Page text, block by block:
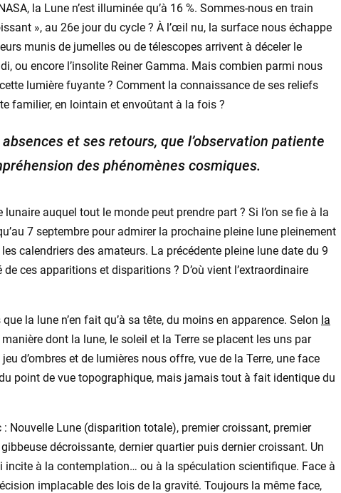
la Lune n’est illuminée qu’à 16 %. Sommes-nous en train
», au 26e jour du cycle ? À l’œil nu, la surface nous échappe
munis de jumelles ou de télescopes arrivent à déceler le
ou encore l’insolite Reiner Gamma. Mais combien parmi nous
lumière fuyante ? Comment la connaissance de ses reliefs
familier, en lointain et envoûtant à la fois ?
et ses retours, que l’observation patiente
des phénomènes cosmiques.
auquel tout le monde peut prendre part ? Si l’on se fie à la
7 septembre pour admirer la prochaine pleine lune pleinement
calendriers des amateurs. La précédente pleine lune date du 9
ces apparitions et disparitions ? D’où vient l’extraordinaire
la lune n’en fait qu’à sa tête, du moins en apparence. Selon la
dont la lune, le soleil et la Terre se placent les uns par
d’ombres et de lumières nous offre, vue de la Terre, une face
point de vue topographique, mais jamais tout à fait identique du
Nouvelle Lune (disparition totale), premier croissant, premier
décroissante, dernier quartier puis dernier croissant. Un
à la contemplation… ou à la spéculation scientifique. Face à
implacable des lois de la gravité. Toujours la même face,